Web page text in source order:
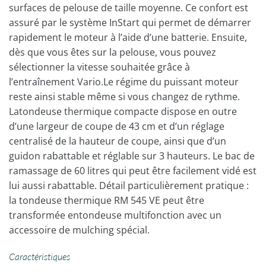
surfaces de pelouse de taille moyenne. Ce confort est
assuré par le système InStart qui permet de démarrer
rapidement le moteur à l’aide d’une batterie. Ensuite,
dès que vous êtes sur la pelouse, vous pouvez
sélectionner la vitesse souhaitée grâce à
l’entraînement Vario.Le régime du puissant moteur
reste ainsi stable même si vous changez de rythme.
Latondeuse thermique compacte dispose en outre
d’une largeur de coupe de 43 cm et d’un réglage
centralisé de la hauteur de coupe, ainsi que d’un
guidon rabattable et réglable sur 3 hauteurs. Le bac de
ramassage de 60 litres qui peut être facilement vidé est
lui aussi rabattable. Détail particulièrement pratique :
la tondeuse thermique RM 545 VE peut être
transformée entondeuse multifonction avec un
accessoire de mulching spécial.
Caractéristiques